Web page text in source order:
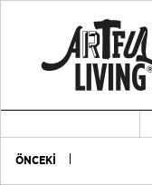
ÖNCEKİ